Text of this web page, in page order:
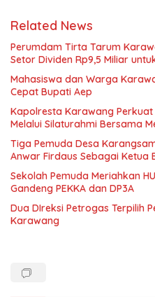
Related News
Perumdam Tirta Tarum
Setor Dividen Rp9,5 Miliar
Mahasiswa dan Warga
Cepat Bupati Aep
Kapolresta Karawang Perkuat
Melalui Silaturahmi Bersama
Tiga Pemuda Desa
Anwar Firdaus Sebagai Ketua
Sekolah Pemuda Meriahkan
Gandeng PEKKA dan DP3A
Dua DIreksi Petrogas Terpilih
Karawang